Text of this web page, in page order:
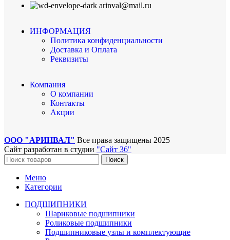
arinval@mail.ru
ИНФОРМАЦИЯ
Политика конфиденциальности
Доставка и Оплата
Реквизиты
Компания
О компании
Контакты
Акции
ООО "АРИНВАЛ" Все права защищены 2025
Сайт разработан в студии "Сайт 36"
Поиск
Меню
Категории
ПОДШИПНИКИ
Шариковые подшипники
Роликовые подшипники
Подшипниковые узлы и комплектующие